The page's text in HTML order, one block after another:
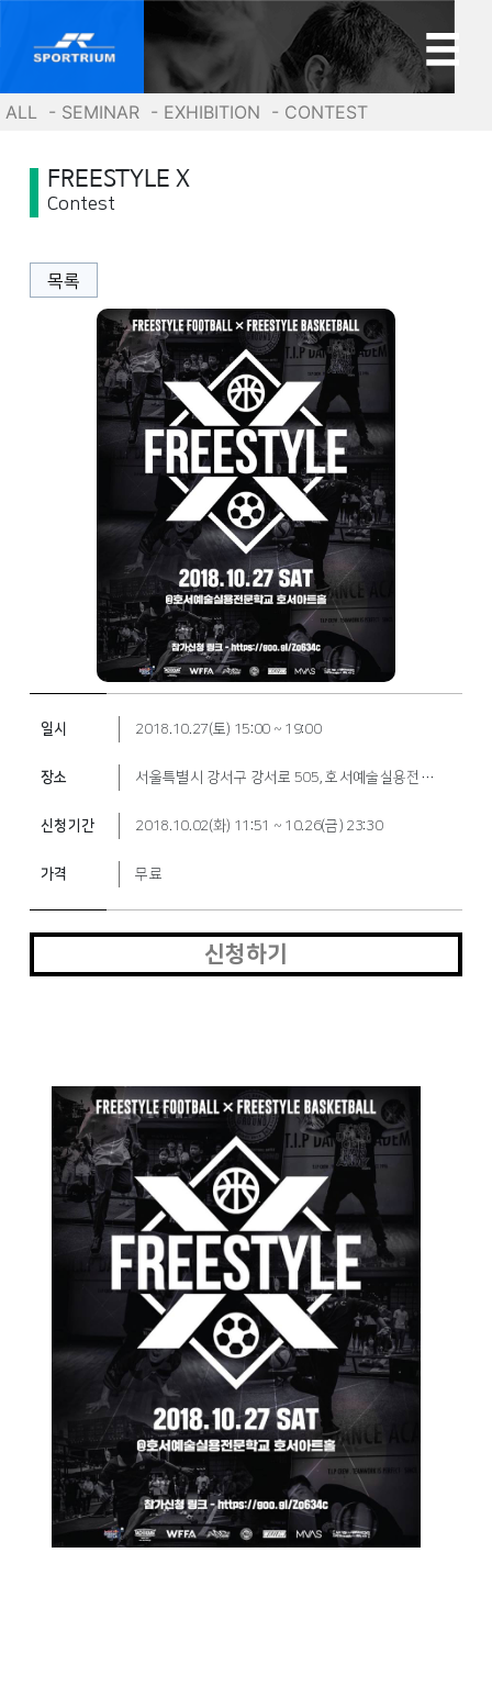
ALL - SEMINAR - EXHIBITION - CONTEST
FREESTYLE X
Contest
목록
일시 2018.10.27(토) 15:00 ~ 19:00
장소 서울특별시 강서구 강서로 505, 호서예술실용전문학교 호서아트홀 (가양동)
신청기간 2018.10.02(화) 11:51 ~ 10.26(금) 23:30
가격 무료
신청하기